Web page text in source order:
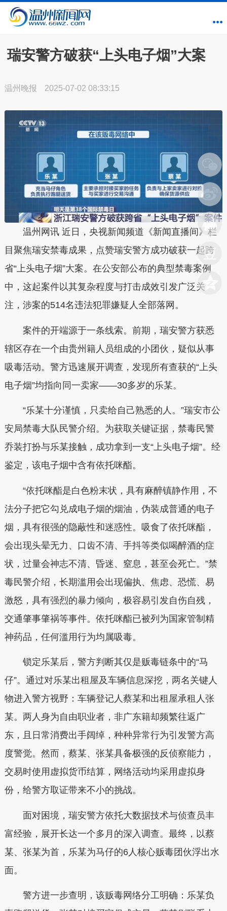
瑞安警方破获“上头电子烟”大案
温州晚报 2025-07-02 08:33:15
温州网讯 近日，央视新闻频道《新闻直播间》栏
目聚焦瑞安禁毒成果，点赞瑞安警方成功破获一起跨
省“上头电子烟”大案。在公安部公布的典型禁毒案例
中，这起案件以其复杂程度与打击成效引发广泛关
注，涉案的514名违法犯罪嫌疑人全部落网。
案件的开端源于一条线索。前期，瑞安警方获悉
辖区存在一个由贵州籍人员组成的小团伙，疑似从事
吸毒活动。警方迅速展开调查，发现所有查获的“上头
电子烟”均指向同一卖家——30多岁的乐某。
“乐某十分谨慎，只卖给自己熟悉的人。”瑞安市公
安局禁毒大队民警介绍。为获取关键证据，禁毒民警
乔装打扮与乐某接触，成功拿到一支“上头电子烟”。经
鉴定，该电子烟中含有依托咪酯。
“依托咪酯是白色粉末状，具有麻醉镇静作用，不
法分子把它勾兑成电子烟的烟油，伪装成普通的电子
烟，具有很强的隐蔽性和迷惑性。吸食了依托咪酯，
会出现头晕无力、口齿不清、手抖等类似喝醉酒的症
状，过量会神志不清、昏迷、窒息，甚至会死亡。”禁
毒民警介绍，长期滥用会出现偏执、焦虑、恐慌、易
激怒，具有强烈的暴力倾向，极容易引发自伤自残，
交通肇事肇祸等事件。依托咪酯已被列为国家管制精
神药品，任何滥用行为均属吸毒。
锁定乐某后，警方判断其仅是贩毒链条中的“马
仔”。通过对乐某出租屋及车辆信息深挖，两名关键人
物进入警方视野：车辆登记人蔡某和出租屋承租人张
某。两人身为自由职业者，非广东籍却频繁往返广
东，且日常消费出手阔绰，种种异常行为引发警方高
度警觉。然而，蔡某、张某具备极强的反侦察能力，
交易时使用虚拟货币结算，网络活动均采用虚拟身
份，给警方取证带来不小的挑战。
面对困境，瑞安警方依托大数据技术与侦查员丰
富经验，展开长达一个多月的深入调查。最终，以蔡
某、张某为首，乐某为马仔的6人核心贩毒团伙浮出水
面。
警方进一步查明，该贩毒网络分工明确：乐某负